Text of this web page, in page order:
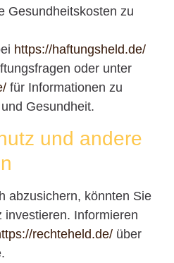
Gesundheitskosten zu
https://haftungsheld.de/
oder unter
für Informationen zu
Gesundheit.
und andere
abzusichern, könnten Sie
investieren. Informieren
rechteheld.de/über